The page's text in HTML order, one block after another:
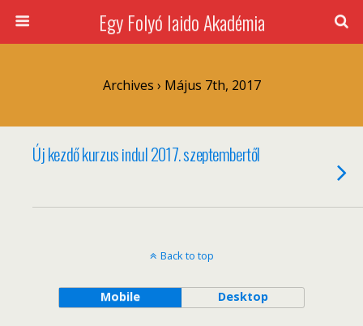
Egy Folyó Iaido Akadémia
Archives › Május 7th, 2017
Új kezdő kurzus indul 2017. szeptembertől
Back to top
Mobile Desktop